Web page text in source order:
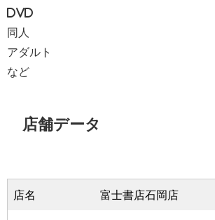
DVD
同人
アダルト
など
店舗データ
店名 富士書店石岡店